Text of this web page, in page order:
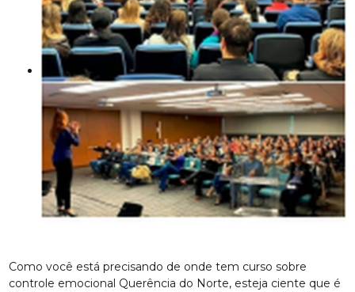
Como você está precisando de onde tem curso sobre
controle emocional Querência do Norte, esteja ciente que é